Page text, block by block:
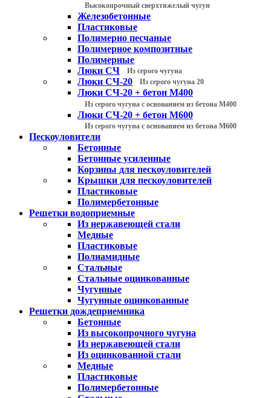
Высокопрочный сверхтяжелый чугун
Железобетонные
Пластиковые
Полимерно песчаные
Полимерное композитные
Полимерные
Люки СЧ
Из серого чугуна
Люки СЧ-20 Из серого чугуна 20
Люки СЧ-20 + бетон М400
Из серого чугуна с основанием из бетона М400
Люки СЧ-20 + бетон М600
Из серого чугуна с основанием из бетона М600
Пескоуловители
Бетонные
Бетонные усиленные
Корзины для пескоуловителей
Крышки для пескоуловителей
Пластиковые
Полимербетонные
Решетки водоприемные
Из нержавеющей стали
Медные
Пластиковые
Полиамидные
Стальные
Стальные оцинкованные
Чугунные
Чугунные оцинкованные
Решетки дождеприемника
Бетонные
Из высокопрочного чугуна
Из нержавеющей стали
Из оцинкованной стали
Медные
Пластиковые
Полимербетонные